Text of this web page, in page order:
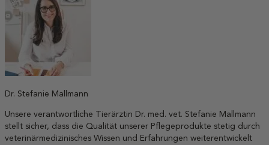
Dr. Stefanie Mallmann
Unsere verantwortliche Tierärztin Dr. med. vet. Stefanie Mallmann
stellt sicher, dass die Qualität unserer Pflegeprodukte stetig durch
veterinärmedizinisches Wissen und Erfahrungen weiterentwickelt